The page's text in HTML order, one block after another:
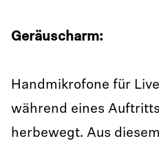
Geräuscharm:
Handmikrofone für
während eines
herbewegt. Aus